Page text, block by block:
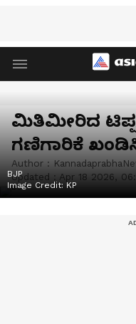
ಮಿತಿಮೀರಿದ
ಗಣಿಗಾರಿಕೆ
Author :
Updated : Apr 18 2026,
BJP
Image Credit: KP